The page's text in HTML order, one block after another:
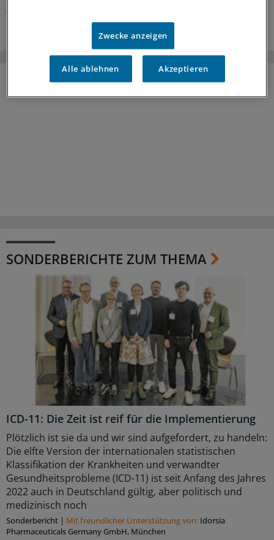
05.08.2026
SONDERBERICHTE ZUM THEMA
ICD-11: Die Zeit ist reif für die Implementierung
Plötzlich ist sie da und wir sind aufgefordert, zu handeln:
Die elfte Version der internationalen statistischen
Klassifikation der Krankheiten und verwandter
Gesundheitsprobleme (ICD-11) ist seit Anfang des Jahres
2022 auch in Deutschland gültig, aber politisch und
medizinisch noch
Sonderbericht | Mit freundlicher Unterstützung von: Idorsia
Pharmaceuticals Germany GmbH, München
Zwecke anzeigen
Alle ablehnen Akzeptieren